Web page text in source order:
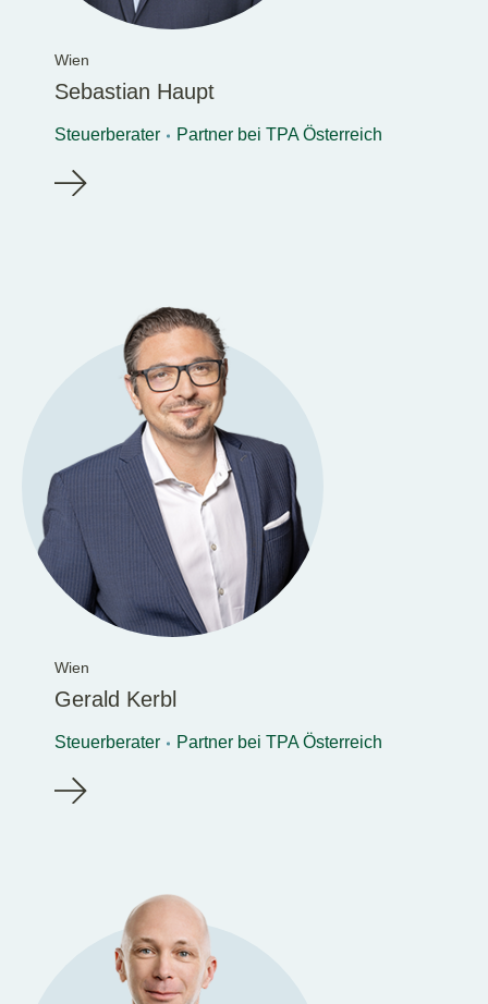
Wien
Sebastian Haupt
Steuerberater Partner bei TPA Österreich
Wien
Gerald Kerbl
Steuerberater Partner bei TPA Österreich